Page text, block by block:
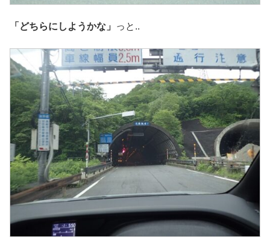
「どちらにしようかな」 っと..